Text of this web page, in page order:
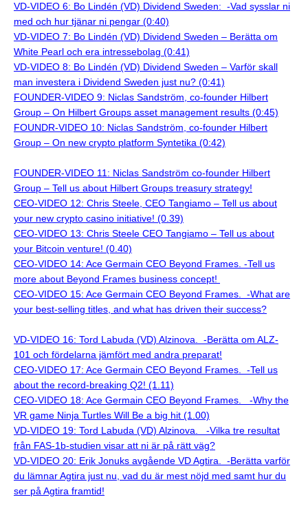
VD-VIDEO 6: Bo Lindén (VD) Dividend Sweden: -Vad sysslar ni
med och hur tjänar ni pengar (0:40)
VD-VIDEO 7: Bo Lindén (VD) Dividend Sweden – Berätta om
White Pearl och era intressebolag (0:41)
VD-VIDEO 8: Bo Lindén (VD) Dividend Sweden – Varför skall
man investera i Dividend Sweden just nu? (0:41)
FOUNDER-VIDEO 9: Niclas Sandström, co-founder Hilbert
Group – On Hilbert Groups asset management results (0:45)
FOUNDR-VIDEO 10: Niclas Sandström, co-founder Hilbert
Group – On new crypto platform Syntetika (0:42)
FOUNDER-VIDEO 11: Niclas Sandström co-founder Hilbert
Group – Tell us about Hilbert Groups treasury strategy!
CEO-VIDEO 12: Chris Steele, CEO Tangiamo – Tell us about
your new crypto casino initiative! (0.39)
CEO-VIDEO 13: Chris Steele CEO Tangiamo – Tell us about
your Bitcoin venture! (0.40)
CEO-VIDEO 14: Ace Germain CEO Beyond Frames. -Tell us
more about Beyond Frames business concept!
CEO-VIDEO 15: Ace Germain CEO Beyond Frames. -What are
your best-selling titles, and what has driven their success?
VD-VIDEO 16: Tord Labuda (VD) Alzinova. -Berätta om ALZ-
101 och fördelarna jämfört med andra preparat!
CEO-VIDEO 17: Ace Germain CEO Beyond Frames. -Tell us
about the record-breaking Q2! (1.11)
CEO-VIDEO 18: Ace Germain CEO Beyond Frames.
-Why the
VR game Ninja Turtles Will Be a big hit (1.00)
VD-VIDEO 19: Tord Labuda (VD) Alzinova. -Vilka tre resultat
från FAS-1b-studien visar att ni är på rätt väg?
VD-VIDEO 20: Erik Jonuks avgående VD Agtira. -Berätta varför
du lämnar Agtira just nu, vad du är mest nöjd med samt hur du
ser på Agtira framtid!